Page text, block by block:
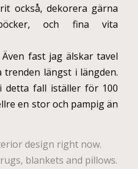
också, dekorera gärna
och fina vita
fast jag älskar tavel
trenden längst i längden.
detta fall iställer för 100
en stor och pampig än
design right now.
blankets and pillows.